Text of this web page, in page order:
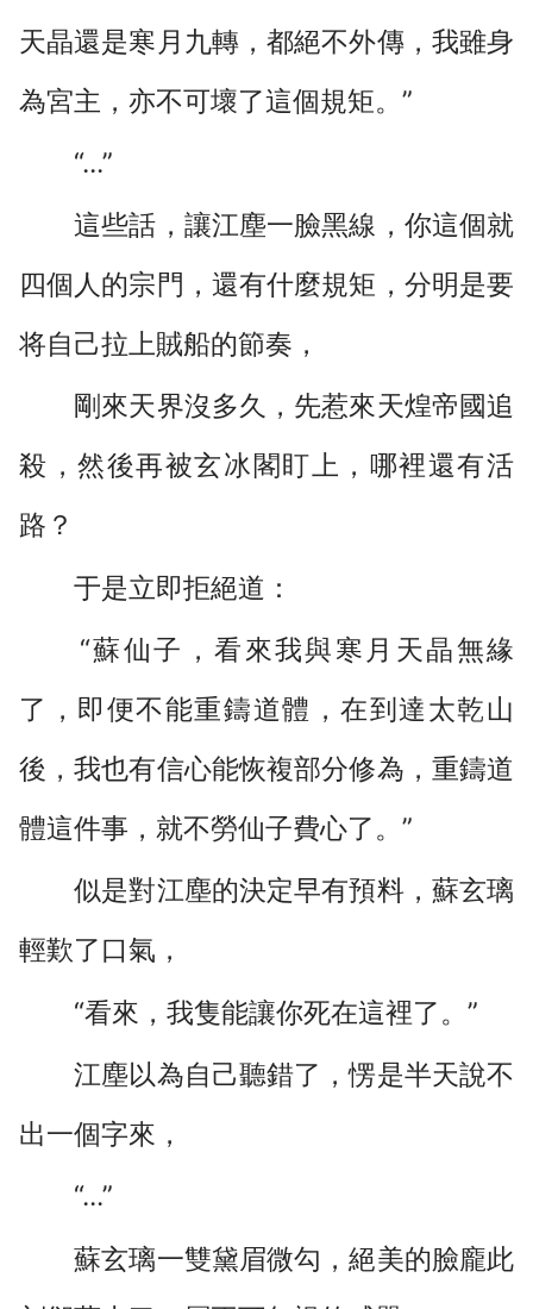
天晶還是寒月九轉，都絕不外傳，我雖身
為宮主，亦不可壞了這個規矩。”
“...”
這些話，讓江塵一臉黑線，你這個就
四個人的宗門，還有什麼規矩，分明是要
将自己拉上賊船的節奏，
剛來天界沒多久，先惹來天煌帝國追
殺，然後再被玄冰閣盯上，哪裡還有活
路？
于是立即拒絕道：
“蘇仙子，看來我與寒月天晶無緣
了，即便不能重鑄道體，在到達太乾山
後，我也有信心能恢複部分修為，重鑄道
體這件事，就不勞仙子費心了。”
似是對江塵的決定早有預料，蘇玄璃
輕歎了口氣，
“看來，我隻能讓你死在這裡了。”
江塵以為自己聽錯了，愣是半天說不
出一個字來，
“...”
蘇玄璃一雙黛眉微勾，絕美的臉龐此